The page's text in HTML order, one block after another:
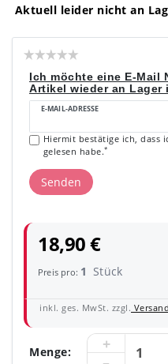
Aktuell leider nicht an
Ich möchte eine E-Mail
Artikel wieder an Lager
E-MAIL-ADRESSE
Hiermit bestätige ich, dass
gelesen habe.*
Senden
18,90 €
Preis pro: 1 Stück
inkl. ges. MwSt. zzgl.
Menge: